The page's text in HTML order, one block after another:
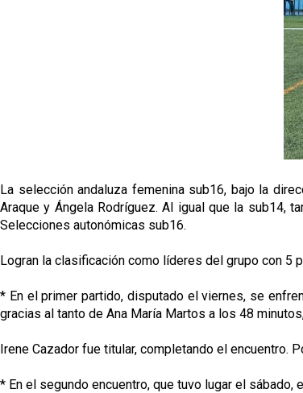
La selección andaluza femenina sub16, bajo la
Araque y Ángela Rodríguez. Al igual que la sub14,
Selecciones autonómicas sub16.
Logran la clasificación como líderes del grupo con 5
* En el primer partido, disputado el viernes, se
gracias al tanto de Ana María Martos a los 48
Irene Cazador fue titular, completando el encuentro.
* En el segundo encuentro, que tuvo lugar el